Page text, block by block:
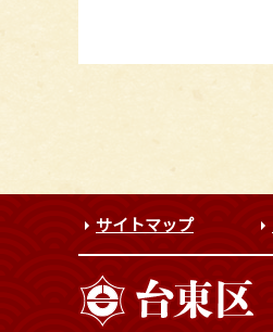
サイトマップ